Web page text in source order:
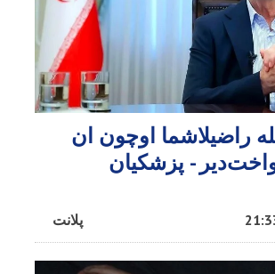
راضیلاشما اوچون ان
- پزشکیان
پلانت